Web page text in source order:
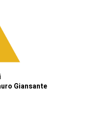
Giansante